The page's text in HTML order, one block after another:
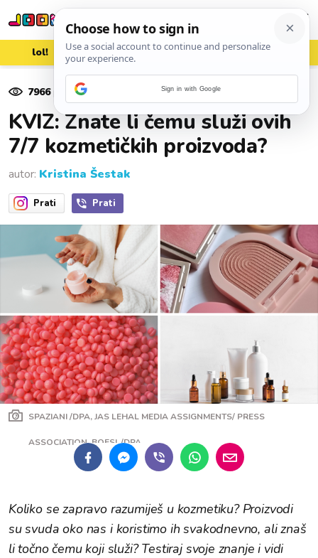
lol! aww vrh! woot?!
7966pregleda
KVIZ: Znate li čemu služi ovih
7/7 kozmetičkih proizvoda?
autor: Kristina Šestak
Prati Prati
SPAZIANI /DPA, JAS LEHAL MEDIA ASSIGNMENTS/ PRESS
ASSOCIATION, BOESL/DPA
Koliko se zapravo razumiješ u kozmetiku? Proizvodi
su svuda oko nas i koristimo ih svakodnevno, ali znaš
li točno čemu koji služi? Testiraj svoje znanje i vidi
Sign in with Google